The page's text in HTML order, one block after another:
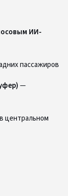
ИИ-
пассажиров
—
в центральном